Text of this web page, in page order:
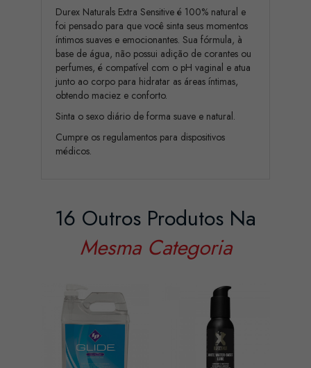
Durex Naturals Extra Sensitive é 100% natural e
foi pensado para que você sinta seus momentos
íntimos suaves e emocionantes. Sua fórmula, à
base de água, não possui adição de corantes ou
perfumes, é compatível com o pH vaginal e atua
junto ao corpo para hidratar as áreas íntimas,
obtendo maciez e conforto.
Sinta o sexo diário de forma suave e natural.
Cumpre os regulamentos para dispositivos
médicos.
16 Outros Produtos Na
Mesma Categoria